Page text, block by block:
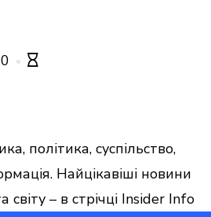
0
політика, суспільство,
Найцікавіші новини
світу – в стрічці Insider Info